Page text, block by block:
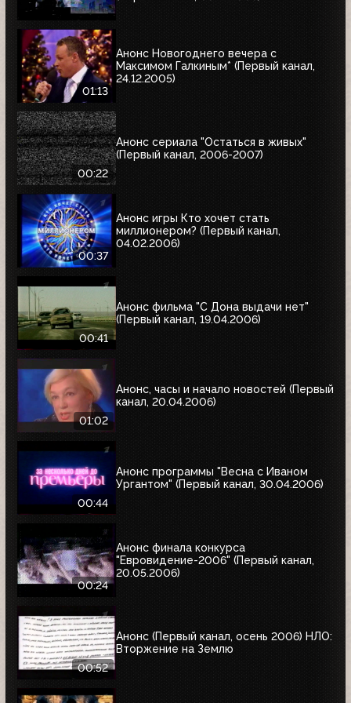
01:13
Анонс Новогоднего вечера с
Максимом Галкиным* (Первый канал,
24.12.2005)
00:22
Анонс сериала "Остаться в живых"
(Первый канал, 2006-2007)
00:37
Анонс игры Кто хочет стать
миллионером? (Первый канал,
04.02.2006)
00:41
Анонс фильма "С Дона выдачи нет"
(Первый канал, 19.04.2006)
01:02
Анонс, часы и начало новостей (Первый
канал, 20.04.2006)
00:44
Анонс программы "Весна с Иваном
Ургантом" (Первый канал, 30.04.2006)
00:24
Анонс финала конкурса
"Евровидение-2006" (Первый канал,
20.05.2006)
00:52
Анонс (Первый канал, осень 2006) НЛО:
Вторжение на Землю